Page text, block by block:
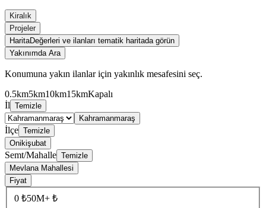
Kiralık
Projeler
HaritaDeğerleri ve ilanları tematik haritada görün
Yakınımda Ara
Konumuna yakın ilanlar için yakınlık mesafesini seç.
0.5km5km10km15kmKapalı
İl Temizle
Kahramanmaraş
İlçe Temizle
Onikişubat
Semt/Mahalle Temizle
Mevlana Mahallesi
Fiyat
0 ₺50M+ ₺